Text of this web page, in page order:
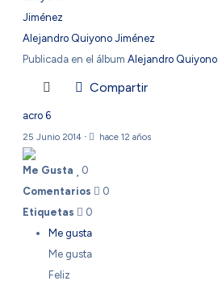
Alejandro Quiyono Jiménez
Publicada en el álbumAlejandro Quiyono
Compartir
acro 6
25 Junio 2014 · hace 12 años
Me Gusta
0
Comentarios
0
Etiquetas
0
Me gusta
Me gusta
Feliz